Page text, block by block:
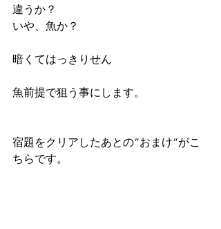
違うか？
いや、魚か？
暗くてはっきりせん
魚前提で狙う事にします。
宿題をクリアしたあとの”おまけ”がこ
ちらです。